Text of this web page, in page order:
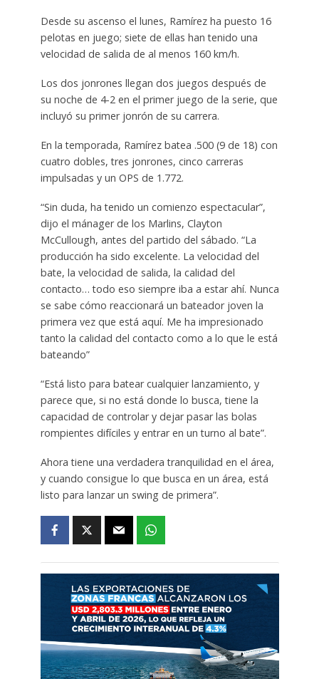
Desde su ascenso el lunes, Ramírez ha puesto 16
pelotas en juego; siete de ellas han tenido una
velocidad de salida de al menos 160 km/h.
Los dos jonrones llegan dos juegos después de
su noche de 4-2 en el primer juego de la serie, que
incluyó su primer jonrón de su carrera.
En la temporada, Ramírez batea .500 (9 de 18) con
cuatro dobles, tres jonrones, cinco carreras
impulsadas y un OPS de 1.772.
“Sin duda, ha tenido un comienzo espectacular”,
dijo el mánager de los Marlins, Clayton
McCullough, antes del partido del sábado. “La
producción ha sido excelente. La velocidad del
bate, la velocidad de salida, la calidad del
contacto… todo eso siempre iba a estar ahí. Nunca
se sabe cómo reaccionará un bateador joven la
primera vez que está aquí. Me ha impresionado
tanto la calidad del contacto como a lo que le está
bateando”
“Está listo para batear cualquier lanzamiento, y
parece que, si no está donde lo busca, tiene la
capacidad de controlar y dejar pasar las bolas
rompientes difíciles y entrar en un turno al bate”.
Ahora tiene una verdadera tranquilidad en el área,
y cuando consigue lo que busca en un área, está
listo para lanzar un swing de primera”.